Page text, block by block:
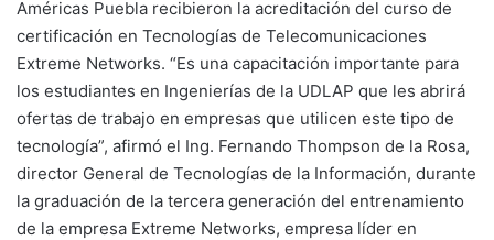
Américas Puebla recibieron la acreditación del curso de
certificación en Tecnologías de Telecomunicaciones
Extreme Networks. “Es una capacitación importante para
los estudiantes en Ingenierías de la UDLAP que les abrirá
ofertas de trabajo en empresas que utilicen este tipo de
tecnología”, afirmó el Ing. Fernando Thompson de la Rosa,
director General de Tecnologías de la Información, durante
la graduación de la tercera generación del entrenamiento
de la empresa Extreme Networks, empresa líder en